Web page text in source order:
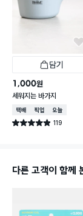
담기
1,000원
세워지는 바가지
택배배송매장픽업오늘배송
별점 4.9점 119
건 작성
다른 고객이 함께